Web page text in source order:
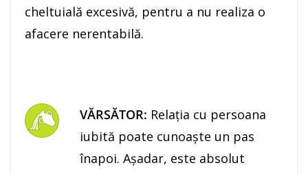
cheltuială excesivă, pentru a nu realiza o
afacere nerentabilă.
VĂRSĂTOR: Relaţia cu persoana
iubită poate cunoaşte un pas
înapoi. Aşadar, este absolut